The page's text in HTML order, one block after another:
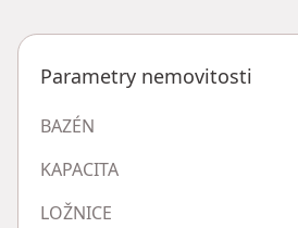
Parametry nemovitosti
BAZÉN
KAPACITA
LOŽNICE